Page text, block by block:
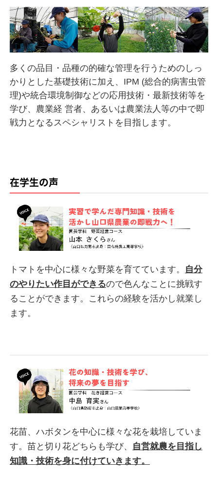
多くの品目・品種の的確な管理を行うためのしっ
かりとした基礎技術に加え、IPM (総合的病害虫管
理)や統合環境制御などの応用技術・最新技術等を
学び、農業経 営者、あるいは農業法人等の中で即
戦力となるスペシャリストを目指します。
在学生の声
トマトを中心に様々な野菜を育てています。 自分
のやりたい作目ができるので色んなことに挑戦す
ることができます。これらの経験を活かし就業し
ます。
花苗、ハボタンを中心に様々な花を栽培していま
す。苗と切り花どちらも学び、 自営就農を目指し
知識・技術を身に付けていきます。